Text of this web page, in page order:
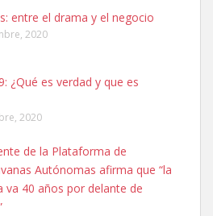
MESA Y LOPEZ
CON MICROCHIP PERDIDO HOY
LOPEZ. ES MUY ASUSTADIZO
6.7.2025
entre el drama y el negocio
2020
¿Qué es verdad y que es
2020
de la Plataforma de
Autónomas afirma que “la
va 40 años por delante de